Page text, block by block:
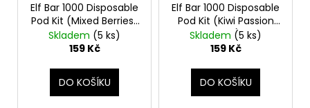
Elf Bar 1000 Disposable
Pod Kit (Mixed Berries)
20mg
Skladem (5 ks)
159 Kč
DO KOŠÍKU
Elf Bar 1000 Disposable
Pod Kit (Kiwi Passion
Fruit Guava) 20mg
Skladem (5 ks)
159 Kč
DO KOŠÍKU